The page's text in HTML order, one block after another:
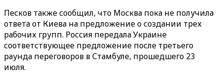
Песков также сообщил, что Москва пока не получила
ответа от Киева на предложение о создании трех
рабочих групп. Россия передала Украине
соответствующее предложение после третьего
раунда переговоров в Стамбуле, прошедшего 23
июля.